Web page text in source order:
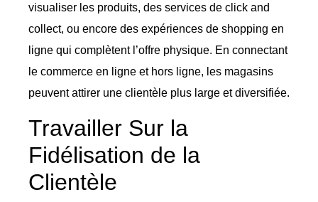
visualiser les produits, des services de click and
collect, ou encore des expériences de shopping en
ligne qui complètent l’offre physique. En connectant
le commerce en ligne et hors ligne, les magasins
peuvent attirer une clientèle plus large et diversifiée.
Travailler Sur la
Fidélisation de la
Clientèle